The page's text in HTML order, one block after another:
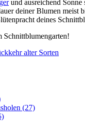
und ausreichend Sonne
deiner Blumen meist
deines
Schnittblumengarten!
alter Sorten
(27)